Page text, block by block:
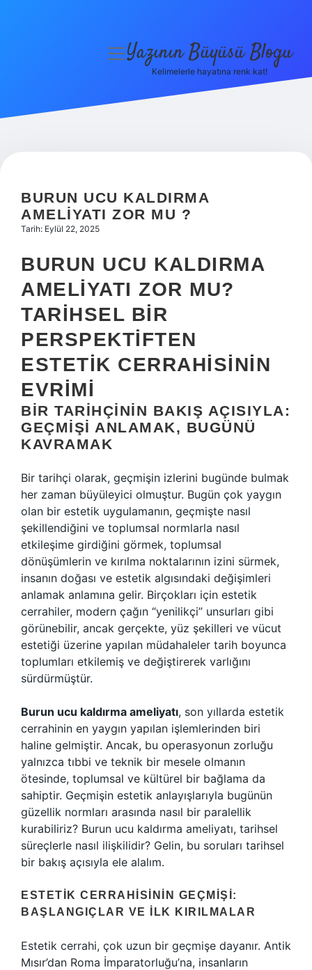
Hakkımızda
menüyü
Yazının Büyüsü Blogu
Kelimelerle hayatına renk kat!
BURUN UCU KALDIRMA
AMELIYATI ZOR MU ?
Tarih: Eylül 22, 2025
BURUN UCU KALDIRMA
AMELIYATI ZOR MU?
TARIHSEL BIR
PERSPEKTIFTEN
ESTETIK CERRAHISININ
EVRIMI
BIR TARIHÇININ BAKIŞ AÇISIYLA:
GEÇMIŞI ANLAMAK, BUGÜNÜ
KAVRAMAK
Bir tarihçi olarak, geçmişin izlerini bugünde bulmak
her zaman büyüleyici olmuştur. Bugün çok yaygın
olan bir estetik uygulamanın, geçmişte nasıl
şekillendiğini ve toplumsal normlarla nasıl
etkileşime girdiğini görmek, toplumsal
dönüşümlerin ve kırılma noktalarının izini sürmek,
insanın doğası ve estetik algısındaki değişimleri
anlamak anlamına gelir. Birçokları için estetik
cerrahiler, modern çağın “yenilikçi” unsurları gibi
görünebilir, ancak gerçekte, yüz şekilleri ve vücut
estetiği üzerine yapılan müdahaleler tarih boyunca
toplumları etkilemiş ve değiştirerek varlığını
sürdürmüştür.
Burun ucu kaldırma ameliyatı, son yıllarda estetik
cerrahinin en yaygın yapılan işlemlerinden biri
haline gelmiştir. Ancak, bu operasyonun zorluğu
yalnızca tıbbi ve teknik bir mesele olmanın
ötesinde, toplumsal ve kültürel bir bağlama da
sahiptir. Geçmişin estetik anlayışlarıyla bugünün
güzellik normları arasında nasıl bir paralellik
kurabiliriz? Burun ucu kaldırma ameliyatı, tarihsel
süreçlerle nasıl ilişkilidir? Gelin, bu soruları tarihsel
bir bakış açısıyla ele alalım.
ESTETIK CERRAHISININ GEÇMIŞI:
BAŞLANGIÇLAR VE İLK KIRILMALAR
Estetik cerrahi, çok uzun bir geçmişe dayanır. Antik
Mısır’dan Roma İmparatorluğu’na, insanların